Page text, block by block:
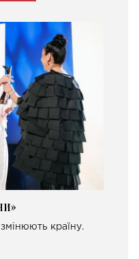
змінюють країну.